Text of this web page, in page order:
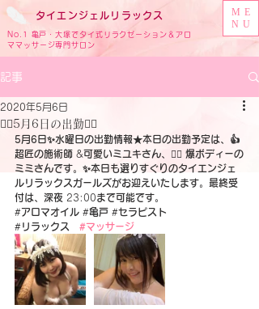
ME
NU
タイ エンジェル リラックス
No.1 亀戸・大塚でタイ式リラクゼーション＆アロ
ママッサージ専門サロン
記事
🧚‍♂️5月6日の出勤🧚‍♂️
2020年5月6日
5月6日✨水曜日の出勤情報★本日の出勤予定は、👍
超匠の施術師 &可愛いミユキさん、 🧚‍♀️ 爆ボディーの
ミミさんです。✨本日も選りすぐりのタイエンジェ
ルリラックスガールズがお迎えいたします。最終受
付は、深夜 23:00まで可能です。
#アロマオイル #亀戸 #セラピスト
‪#リラックス #マッサージ